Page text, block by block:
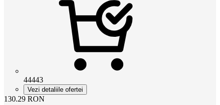
44443
Vezi detaliile ofertei
130.29 RON